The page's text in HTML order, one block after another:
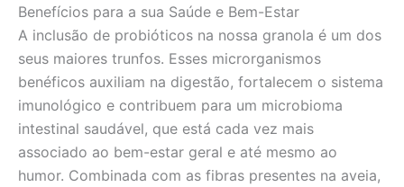
Benefícios para a sua Saúde e Bem-Estar
A inclusão de probióticos na nossa granola é um dos
seus maiores trunfos. Esses microrganismos
benéficos auxiliam na digestão, fortalecem o sistema
imunológico e contribuem para um microbioma
intestinal saudável, que está cada vez mais
associado ao bem-estar geral e até mesmo ao
humor. Combinada com as fibras presentes na aveia,